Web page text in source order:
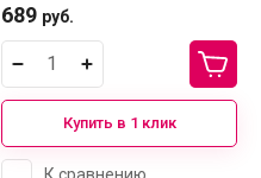
689 руб.
Купить в 1 клик